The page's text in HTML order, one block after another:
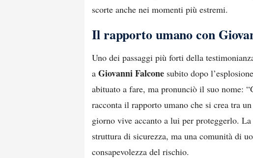
scorte anche nei momenti più estremi.
Il rapporto umano con
Uno dei passaggi più forti della
a Giovanni Falcone subito dopo
abituato a fare, ma pronunciò il suo nome:
racconta il rapporto umano che si crea tra
giorno vive accanto a lui per proteggerlo. La
struttura di sicurezza, ma una comunità di
consapevolezza del rischio.